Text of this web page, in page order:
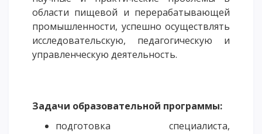
Международная программа АССА
Кампус-тур
International studying
ОБРАЗОВАТЕЛЬНЫЕ ПРОГРАММЫ
области пищевой и перерабатывающей
промышленности, успешно осуществлять
исследовательскую, педагогическую и
управленческую деятельность.
Задачи образовательной программы:
подготовка специалиста,